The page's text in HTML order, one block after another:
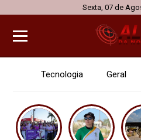
Sexta, 07 de
Tecnologia Geral